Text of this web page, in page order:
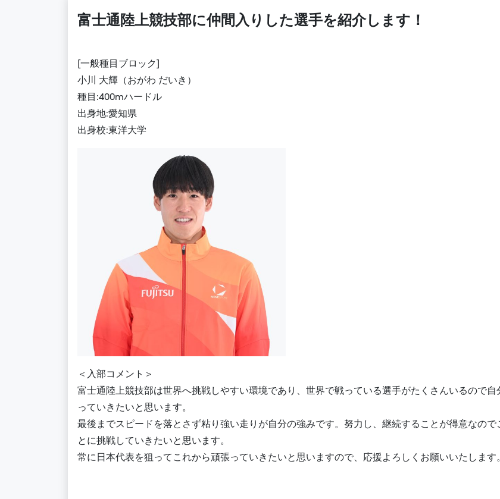
富士通陸上競技部に仲間入りした選手を紹介します！
[一般種目ブロック]
小川 大輝（おがわ だいき）
種目:400mハードル
出身地:愛知県
出身校:東洋大学
＜入部コメント＞
富士通陸上競技部は世界へ挑戦しやすい環境であり、世界で戦っている選手がたくさんいるので
っていきたいと思います。
最後までスピードを落とさず粘り強い走りが自分の強みです。努力し、継続することが得意なので
とに挑戦していきたいと思います。
常に日本代表を狙ってこれから頑張っていきたいと思いますので、応援よろしくお願いいたします。